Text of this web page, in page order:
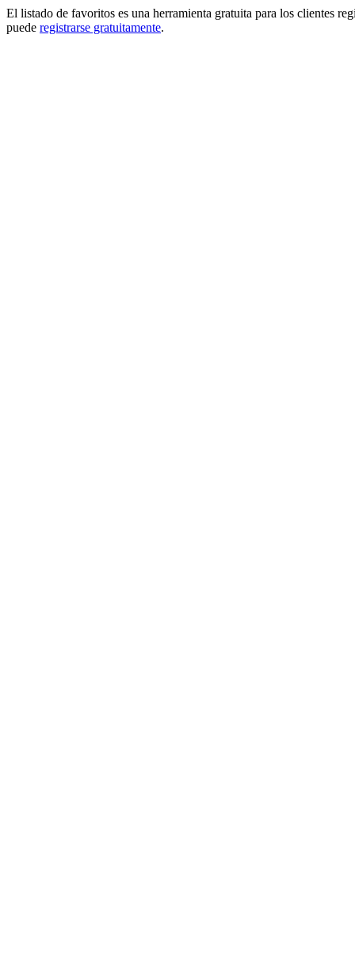
El listado de favoritos es una herramienta gratuita para los clientes
puede registrarse gratuitamente.